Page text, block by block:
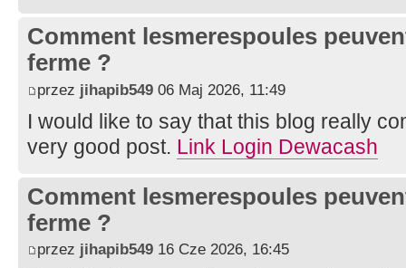
Comment lesmerespoules
ferme ?
przez jihapib549 06 Maj 2026, 11:49
I would like to say that this blog really
very good post. Link Login Dewacash
Comment lesmerespoules
ferme ?
przez jihapib549 16 Cze 2026, 16:45